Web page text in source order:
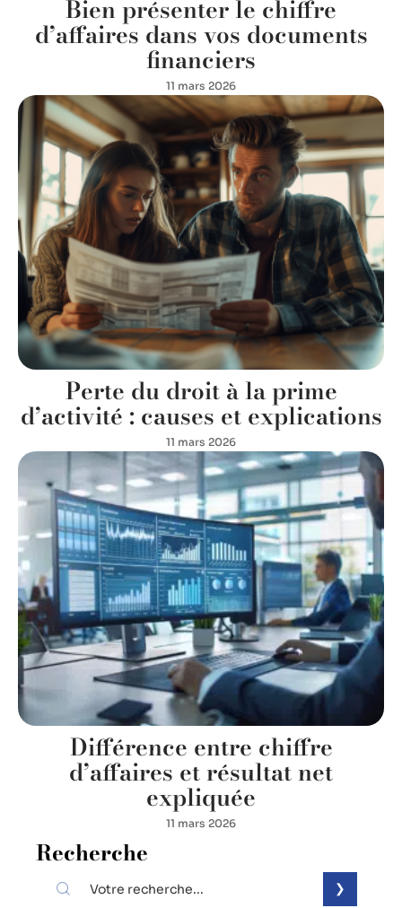
Bien présenter le chiffre
d’affaires dans vos documents
financiers
11 mars 2026
Perte du droit à la prime
d’activité : causes et explications
11 mars 2026
Différence entre chiffre
d’affaires et résultat net
expliquée
11 mars 2026
Recherche